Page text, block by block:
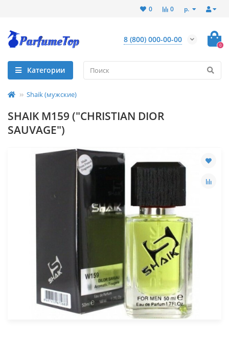
р.
0
0
8 (800) 000-00-00
0
Категории
Shaik (мужские)
SHAIK M159 ("CHRISTIAN DIOR
SAUVAGE")